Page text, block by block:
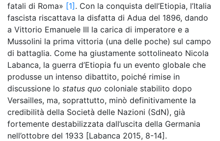
fatali di Roma» [1] . Con la conquista dell’Etiopia, l’Italia
fascista riscattava la disfatta di Adua del 1896, dando
a Vittorio Emanuele III la carica di imperatore e a
Mussolini la prima vittoria (una delle poche) sul campo
di battaglia. Come ha giustamente sottolineato Nicola
Labanca, la guerra d’Etiopia fu un evento globale che
produsse un intenso dibattito, poiché rimise in
discussione lo status quo coloniale stabilito dopo
Versailles, ma, soprattutto, minò definitivamente la
credibilità della Società delle Nazioni (SdN), già
fortemente destabilizzata dall’uscita della Germania
nell’ottobre del 1933 [Labanca 2015, 8-14].